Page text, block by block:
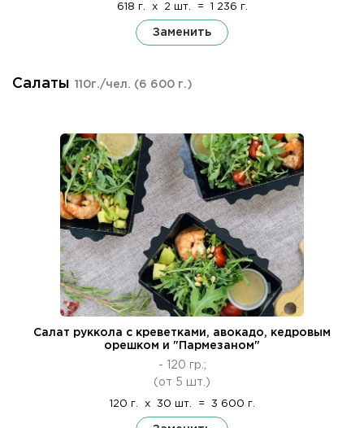
618 г. x 2 шт. = 1 236 г.
Заменить
Салаты 110г./чел. (6 600 г.)
Салат руккола с креветками, авокадо, кедровым
орешком и "Пармезаном"
- 120 гр.;
(от 5 шт.)
120 г. x 30 шт. = 3 600 г.